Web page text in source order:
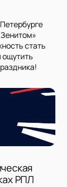
стать
ощутить
РПЛ